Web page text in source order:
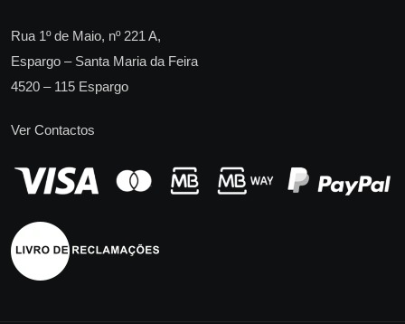
Rua 1º de Maio, nº 221 A,
Espargo – Santa Maria da Feira
4520 – 115 Espargo
Ver Contactos